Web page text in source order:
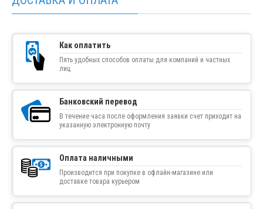
Как оплатить
Пять удобных способов оплаты для компаний и частных
лиц
Банковский перевод
В течение часа после оформления заявки счет приходит на
указанную электронную почту
Оплата наличными
Производится при покупке в офлайн-магазине или
доставке товара курьером